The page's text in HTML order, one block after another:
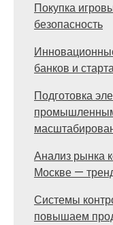
Покупка
безопасность
банков и
Подготовка
Анализ рынка
Москве —
Системы
повышаем